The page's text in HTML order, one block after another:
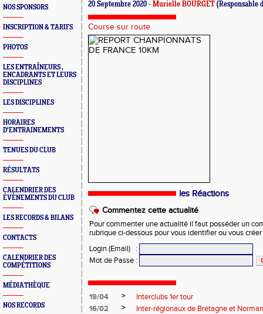
NOS SPONSORS
INSCRIPTION & TARIFS
PHOTOS
LES ENTRAÎNEURS ,
ENCADRANTS ET LEURS
DISCIPLINES
LES DISCIPLINES
HORAIRES
D'ENTRAINEMENTS
TENUES DU CLUB
RÉSULTATS
CALENDRIER DES
ÉVÈNEMENTS DU CLUB
LES RECORDS & BILANS
CONTACTS
CALENDRIER DES
COMPÉTITIONS
MÉDIATHÈQUE
NOS RECORDS
20 Septembre 2020 - Murielle BOURGET (Responsable
Course sur route
les Réactions
Commentez cette actualité
Pour commenter une actualité il faut posséder un
rubrique ci-dessous pour vous identifier ou vous
Login (Email)
:
Mot de Passe :
19/04 >
Interclubs 1er tour
16/02
>
Inter-régionaux de Bretagne et